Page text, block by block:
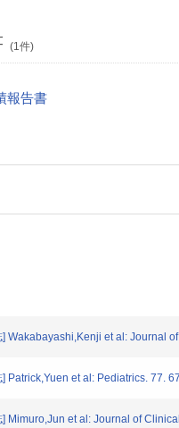
(1件)
報告書
] Wakabayashi,Kenji et al: Journal
] Patrick,Yuen et al: Pediatrics. 77.
] Mimuro,Jun et al: Journal of